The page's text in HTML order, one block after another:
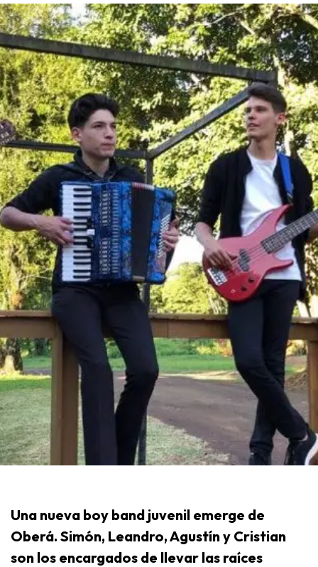
Una nueva boy band juvenil emerge de
Oberá. Simón, Leandro, Agustín y Cristian
son los encargados de llevar las raíces